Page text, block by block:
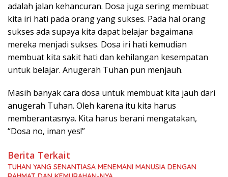
adalah jalan kehancuran. Dosa juga sering membuat
kita iri hati pada orang yang sukses. Pada hal orang
sukses ada supaya kita dapat belajar bagaimana
mereka menjadi sukses. Dosa iri hati kemudian
membuat kita sakit hati dan kehilangan kesempatan
untuk belajar. Anugerah Tuhan pun menjauh.
Masih banyak cara dosa untuk membuat kita jauh dari
anugerah Tuhan. Oleh karena itu kita harus
memberantasnya. Kita harus berani mengatakan,
“Dosa no, iman yes!”
Berita Terkait
TUHAN YANG SENANTIASA MENEMANI MANUSIA DENGAN